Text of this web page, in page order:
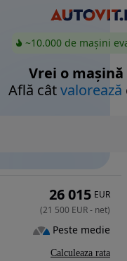
~10.000 de mașini
Vrei o mașină
Află câtvalorează
26 015 EUR
(21 500 EUR- net)
Peste medie
Calculeaza rata